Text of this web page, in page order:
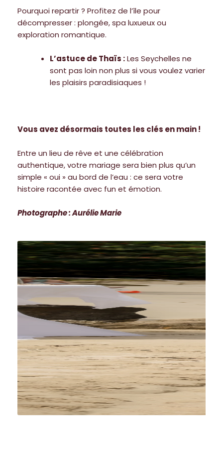
Pourquoi repartir ? Profitez de l’île pour
décompresser : plongée, spa luxueux ou
exploration romantique.
L’astuce de Thaïs :Les Seychelles ne
sont pas loin non plus si vous voulez varier
les plaisirs paradisiaques !
Vous avez désormais toutes les clés en main !
Entre un lieu de rêve et une célébration
authentique, votre mariage sera bien plus qu’un
simple « oui » au bord de l’eau : ce sera votre
histoire racontée avec fun et émotion.
Photographe :Aurélie Marie